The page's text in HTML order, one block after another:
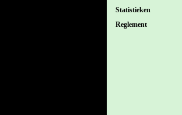
Statistieken
Reglement